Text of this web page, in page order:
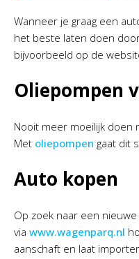
Wanneer je graag een
het beste laten doen
bijvoorbeeld op de
Oliepompen
Nooit meer moeilijk doen
Met oliepompen gaat dit
Auto kopen
Op zoek naar een
via www.wagenparq.nl
aanschaft en laat